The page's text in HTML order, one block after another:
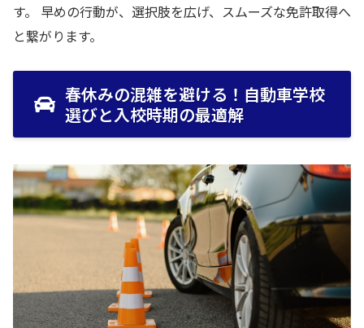
す。 早めの行動が、選択肢を広げ、スムーズな免許取得へ
と繋がります。
春休みの混雑を避ける！自動車学校
選びと入校時期の最適解